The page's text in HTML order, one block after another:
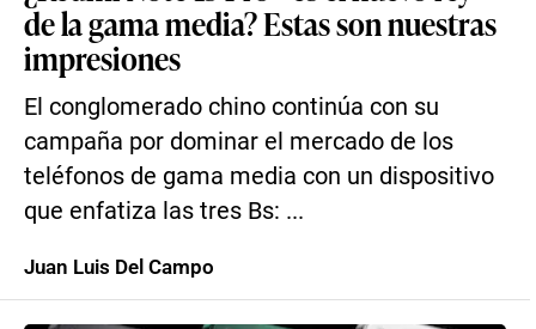
de la gama media? Estas son nuestras
impresiones
El conglomerado chino continúa con su
campaña por dominar el mercado de los
teléfonos de gama media con un dispositivo
que enfatiza las tres Bs: ...
Juan Luis Del Campo